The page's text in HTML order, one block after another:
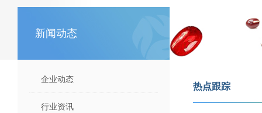
新闻动态
企业动态
行业资讯
热点跟踪